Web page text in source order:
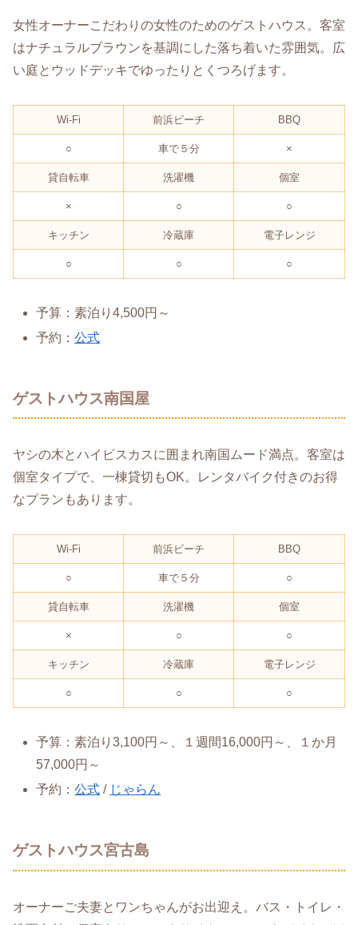
女性オーナーこだわりの女性のためのゲストハウス。客室
はナチュラルブラウンを基調にした落ち着いた雰囲気。広
い庭とウッドデッキでゆったりとくつろげます。
Wi-Fi 前浜ビーチ BBQ
○ 車で５分 ×
貸自転車 洗濯機 個室
× ○ ○
キッチン 冷蔵庫 電子レンジ
○ ○ ○
予算：素泊り4,500円～
予約：公式
ゲストハウス南国屋
ヤシの木とハイビスカスに囲まれ南国ムード満点。客室は
個室タイプで、一棟貸切もOK。レンタバイク付きのお得
なプランもあります。
Wi-Fi 前浜ビーチ BBQ
○ 車で５分 ○
貸自転車 洗濯機 個室
× ○ ○
キッチン 冷蔵庫 電子レンジ
○ ○ ○
予算：素泊り3,100円～、１週間16,000円～、１か月
57,000円～
予約：公式 / じゃらん
ゲストハウス宮古島
オーナーご夫妻とワンちゃんがお出迎え。バス・トイレ・